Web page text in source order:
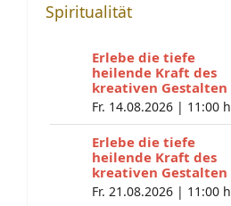
Spiritualität
Erlebe die tiefe
heilende Kraft des
kreativen Gestalten
Fr. 14.08.2026 | 11:00 h
Erlebe die tiefe
heilende Kraft des
kreativen Gestalten
Fr. 21.08.2026 | 11:00 h